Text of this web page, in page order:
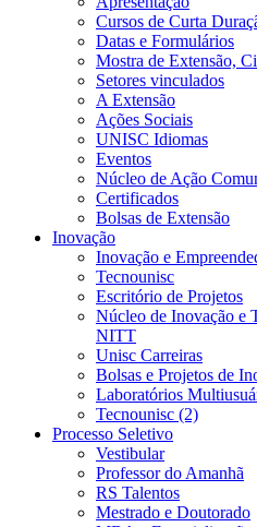
Cursos de Curta
Datas e Formulários
Mostra de Extensão,
Setores vinculados
A Extensão
Ações Sociais
UNISC Idiomas
Eventos
Núcleo de Ação
Certificados
Bolsas de Extensão
Inovação
Inovação e
Tecnounisc
Escritório de Projetos
Núcleo de Inovação e
NITT
Unisc Carreiras
Bolsas e Projetos de
Laboratórios
Tecnounisc (2)
Processo Seletivo
Vestibular
Professor do Amanhã
RS Talentos
Mestrado e Doutorado